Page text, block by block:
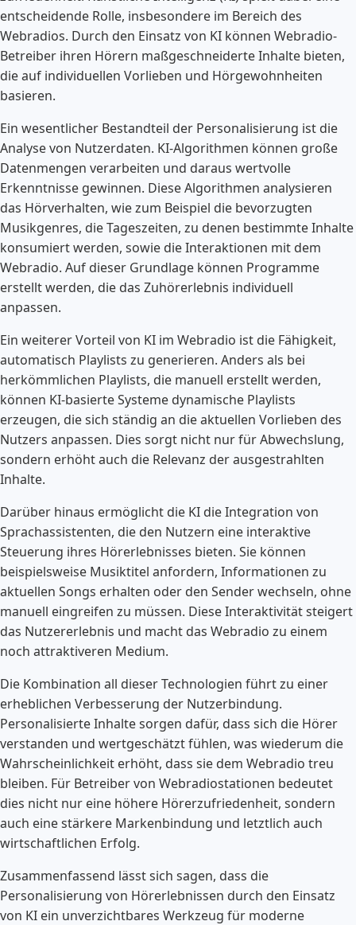
entscheidende Rolle, insbesondere im Bereich des
Webradios. Durch den Einsatz von KI können Webradio-
Betreiber ihren Hörern maßgeschneiderte Inhalte bieten,
die auf individuellen Vorlieben und Hörgewohnheiten
basieren.
Ein wesentlicher Bestandteil der Personalisierung ist die
Analyse von Nutzerdaten. KI-Algorithmen können große
Datenmengen verarbeiten und daraus wertvolle
Erkenntnisse gewinnen. Diese Algorithmen analysieren
das Hörverhalten, wie zum Beispiel die bevorzugten
Musikgenres, die Tageszeiten, zu denen bestimmte Inhalte
konsumiert werden, sowie die Interaktionen mit dem
Webradio. Auf dieser Grundlage können Programme
erstellt werden, die das Zuhörerlebnis individuell
anpassen.
Ein weiterer Vorteil von KI im Webradio ist die Fähigkeit,
automatisch Playlists zu generieren. Anders als bei
herkömmlichen Playlists, die manuell erstellt werden,
können KI-basierte Systeme dynamische Playlists
erzeugen, die sich ständig an die aktuellen Vorlieben des
Nutzers anpassen. Dies sorgt nicht nur für Abwechslung,
sondern erhöht auch die Relevanz der ausgestrahlten
Inhalte.
Darüber hinaus ermöglicht die KI die Integration von
Sprachassistenten, die den Nutzern eine interaktive
Steuerung ihres Hörerlebnisses bieten. Sie können
beispielsweise Musiktitel anfordern, Informationen zu
aktuellen Songs erhalten oder den Sender wechseln, ohne
manuell eingreifen zu müssen. Diese Interaktivität steigert
das Nutzererlebnis und macht das Webradio zu einem
noch attraktiveren Medium.
Die Kombination all dieser Technologien führt zu einer
erheblichen Verbesserung der Nutzerbindung.
Personalisierte Inhalte sorgen dafür, dass sich die Hörer
verstanden und wertgeschätzt fühlen, was wiederum die
Wahrscheinlichkeit erhöht, dass sie dem Webradio treu
bleiben. Für Betreiber von Webradiostationen bedeutet
dies nicht nur eine höhere Hörerzufriedenheit, sondern
auch eine stärkere Markenbindung und letztlich auch
wirtschaftlichen Erfolg.
Zusammenfassend lässt sich sagen, dass die
Personalisierung von Hörerlebnissen durch den Einsatz
von KI ein unverzichtbares Werkzeug für moderne